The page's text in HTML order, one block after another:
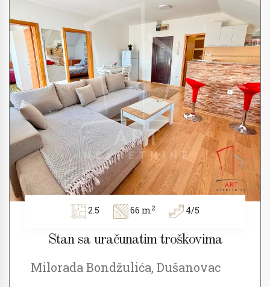
2.5 66 m2 4/5
Stan sa uračunatim troškovima
Milorada Bondžulića, Dušanovac